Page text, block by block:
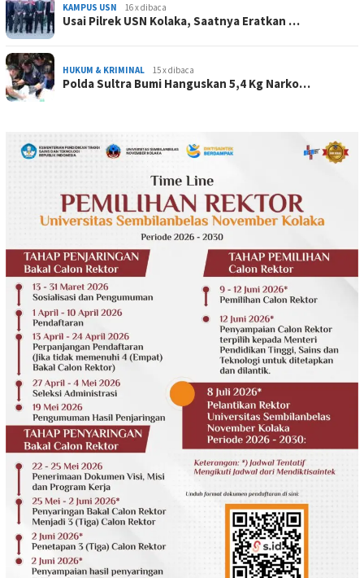
KAMPUS USN 16 x dibaca
Usai Pilrek USN Kolaka, Saatnya Eratkan …
HUKUM & KRIMINAL 15 x dibaca
Polda Sultra Bumi Hanguskan 5,4 Kg Narko…